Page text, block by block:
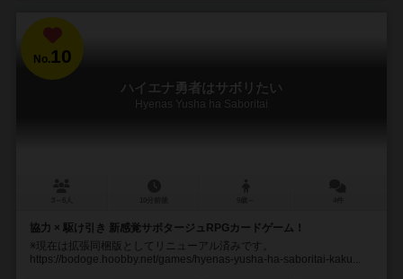
No. 10
ハイエナ勇者はサボリたい
Hyenas Yusha ha Saboritai
協力 × 駆け引き 新感覚サボタージュRPGカードゲーム！
※現在は拡張同梱版としてリニューアル済みです。
https://bodoge.hoobby.net/games/hyenas-yusha-ha-saboritai-kaku...